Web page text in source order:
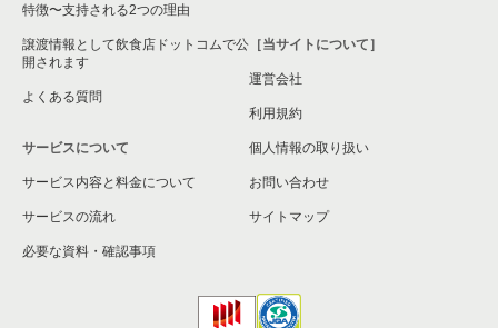
名古屋市守山区の飲食店の居抜き売却物件の案件一覧
江南市の飲食店の居抜き売却物件の案件一覧
海部郡の飲食店の居抜き売却物件の案件一覧
特徴〜支持される2つの理由
譲渡情報として飲食店ドットコムで公
開されます
よくある質問
サービスについて
サービス内容と料金について
サービスの流れ
必要な資料・確認事項
［当サイトについて］
運営会社
利用規約
個人情報の取り扱い
お問い合わせ
サイトマップ